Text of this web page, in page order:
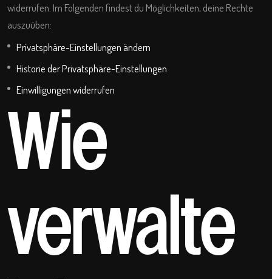
widerrufen. Im Folgenden findest du Möglichkeiten, deine Rechte
auszuüben:
Privatsphäre-Einstellungen ändern
Historie der Privatsphäre-Einstellungen
Einwilligungen widerrufen
Wie
verwalte